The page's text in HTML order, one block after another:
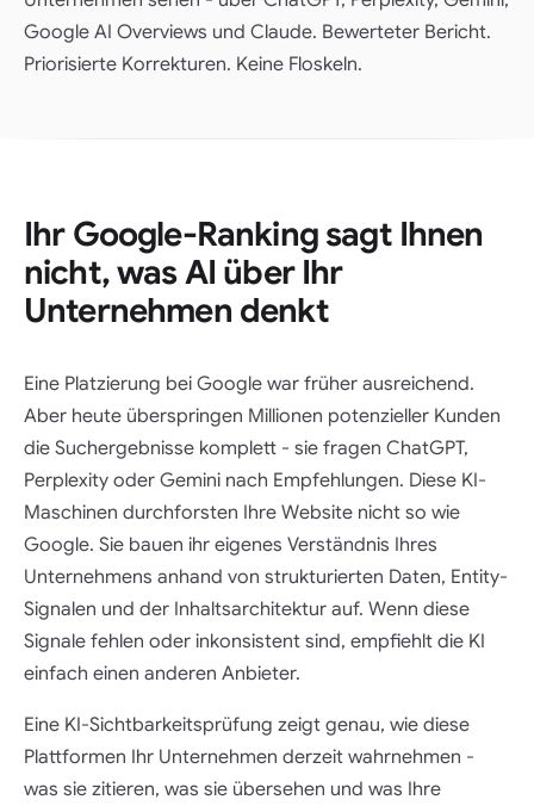
Google AI Overviews und Claude. Bewerteter Bericht.
Priorisierte Korrekturen. Keine Floskeln.
Ihr Google-Ranking sagt Ihnen
nicht, was AI über Ihr
Unternehmen denkt
Eine Platzierung bei Google war früher ausreichend.
Aber heute überspringen Millionen potenzieller Kunden
die Suchergebnisse komplett - sie fragen ChatGPT,
Perplexity oder Gemini nach Empfehlungen. Diese KI-
Maschinen durchforsten Ihre Website nicht so wie
Google. Sie bauen ihr eigenes Verständnis Ihres
Unternehmens anhand von strukturierten Daten, Entity-
Signalen und der Inhaltsarchitektur auf. Wenn diese
Signale fehlen oder inkonsistent sind, empfiehlt die KI
einfach einen anderen Anbieter.
Eine KI-Sichtbarkeitsprüfung zeigt genau, wie diese
Plattformen Ihr Unternehmen derzeit wahrnehmen -
was sie zitieren, was sie übersehen und was Ihre